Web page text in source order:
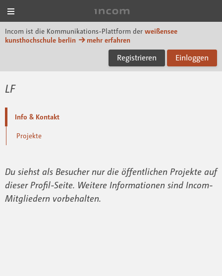
Incom ist die Kommunikations-Plattform der weißensee
kunsthochschule berlin
mehr erfahren
Registrieren Einloggen
LF
Info & Kontakt
Projekte
Du siehst als Besucher nur die öffentlichen Projekte auf
dieser Profil-Seite. Weitere Informationen sind Incom-
Mitgliedern vorbehalten.